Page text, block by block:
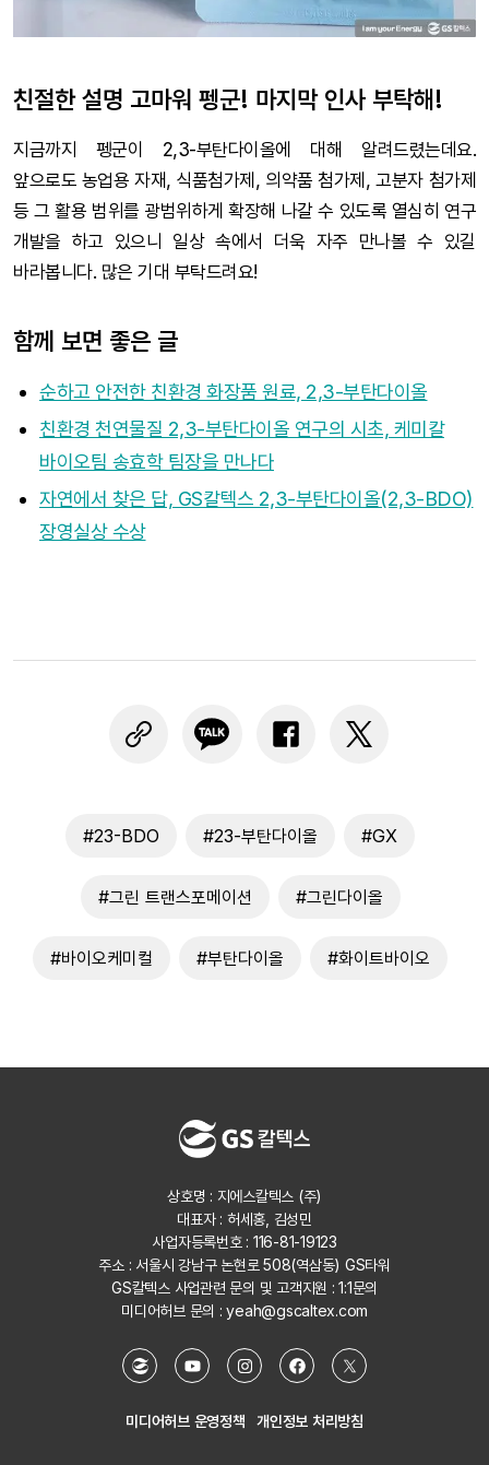
친절한 설명 고마워 펭군! 마지막 인사 부탁해!
지금까지 펭군이 2,3-부탄다이올에 대해 알려드렸는데요.
앞으로도 농업용 자재, 식품첨가제, 의약품 첨가제, 고분자 첨가제
등 그 활용 범위를 광범위하게 확장해 나갈 수 있도록 열심히 연구
개발을 하고 있으니 일상 속에서 더욱 자주 만나볼 수 있길
바라봅니다. 많은 기대 부탁드려요!
함께 보면 좋은 글
순하고 안전한 친환경 화장품 원료, 2,3-부탄다이올
친환경 천연물질 2,3-부탄다이올 연구의 시초, 케미칼
바이오팀 송효학 팀장을 만나다
자연에서 찾은 답, GS칼텍스 2,3-부탄다이올(2,3-BDO)
장영실상 수상
#23-BDO #23-부탄다이올 #GX
#그린 트랜스포메이션 #그린다이올
#바이오케미컬 #부탄다이올 #화이트바이오
상호명 : 지에스칼텍스 (주)
대표자 : 허세홍, 김성민
사업자등록번호 : 116-81-19123
주소 : 서울시 강남구 논현로 508(역삼동) GS타워
GS칼텍스 사업관련 문의 및 고객지원 :1:1문의
미디어허브 문의 :yeah@gscaltex.com
미디어허브 운영정책 개인정보 처리방침